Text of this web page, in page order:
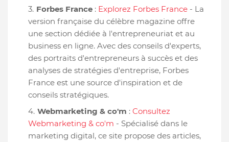
Forbes France : Explorez Forbes France - La
version française du célèbre magazine offre
une section dédiée à l'entrepreneuriat et au
business en ligne. Avec des conseils d'experts,
des portraits d'entrepreneurs à succès et des
analyses de stratégies d'entreprise, Forbes
France est une source d'inspiration et de
conseils stratégiques.
Webmarketing & co'm : Consultez
Webmarketing & co'm - Spécialisé dans le
marketing digital, ce site propose des articles,